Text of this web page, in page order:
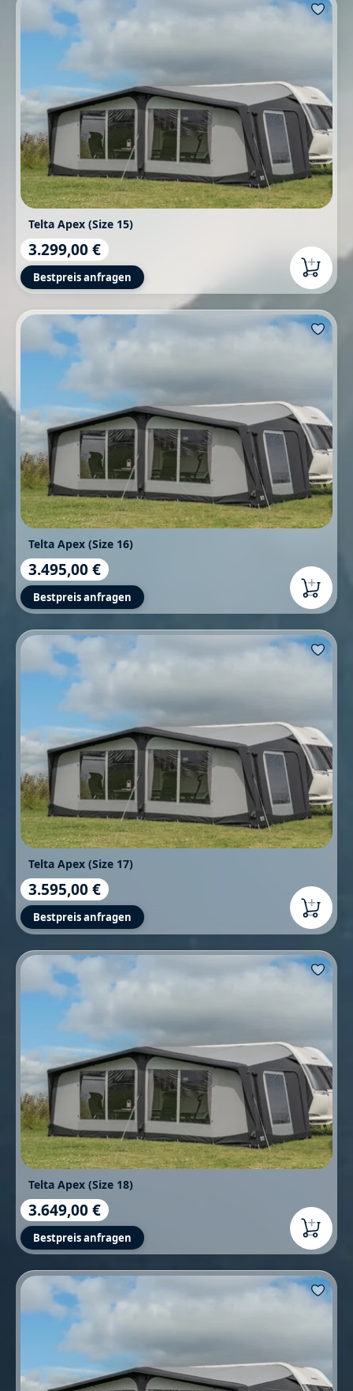
Telta Apex (Size 15)
Regulärer Preis:
3.299,00 €
Bestpreis anfragen
Telta Apex (Size 16)
Regulärer Preis:
3.495,00 €
Bestpreis anfragen
Telta Apex (Size 17)
Regulärer Preis:
3.595,00 €
Bestpreis anfragen
Telta Apex (Size 18)
Regulärer Preis:
3.649,00 €
Bestpreis anfragen